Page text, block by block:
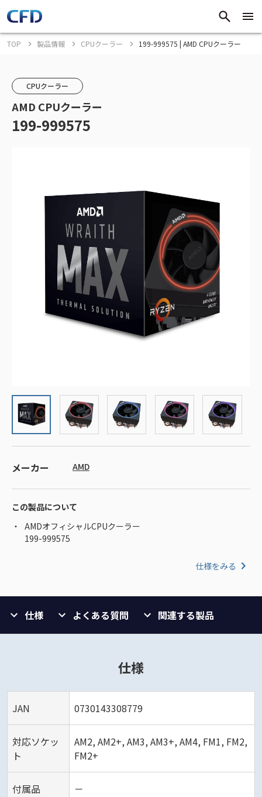
TOP 製品情報 CPUクーラー 199-999575 | AMD CPUクーラー
CPUクーラー
AMD CPUクーラー
199-999575
メーカー AMD
この製品について
AMDオフィシャルCPUクーラー
199-999575
仕様をみる
仕様 よくある質問 関連する製品
仕様
JAN 0730143308779
対応ソケッ
ト
AM2, AM2+, AM3, AM3+, AM4, FM1, FM2,
FM2+
付属品 －